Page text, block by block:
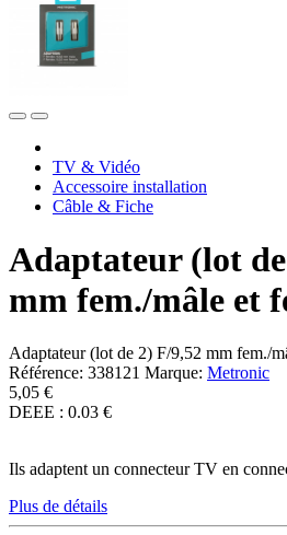
TV & Vidéo
Accessoire installation
Câble & Fiche
Adaptateur (lot
mm fem./mâle et
Adaptateur (lot de 2) F/9,52 mm fem./
Référence: 338121 Marque: Metronic
5,05 €
DEEE : 0.03 €
Ils adaptent un connecteur TV en
Plus de détails